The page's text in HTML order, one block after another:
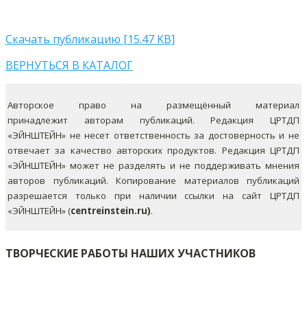
Скачать публикацию [15.47 KB]
ВЕРНУТЬСЯ В КАТАЛОГ
Авторское право на размещённый материал
принадлежит авторам публикаций. Редакция ЦРТДП
«ЭЙНШТЕЙН» не несет ответственность за достоверность и не
отвечает за качество авторских продуктов. Редакция ЦРТДП
«ЭЙНШТЕЙН» может не разделять и не поддерживать мнения
авторов публикаций. Копирование материалов публикаций
разрешается только при наличии ссылки на сайт ЦРТДП
«ЭЙНШТЕЙН» (centreinstein.ru).
ТВОРЧЕСКИЕ РАБОТЫ НАШИХ УЧАСТНИКОВ